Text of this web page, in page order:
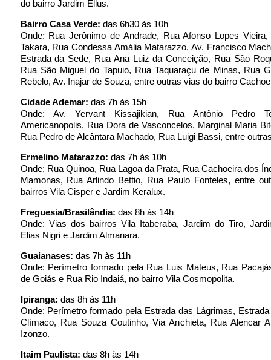
do bairro Jardim Ellus.
Bairro Casa Verde: das 6h30 às 10h
Onde: Rua Jerônimo de Andrade, Rua Afonso Lopes
Takara, Rua Condessa Amália Matarazzo, Av. Francisco
Estrada da Sede, Rua Ana Luiz da Conceição, Rua São
Rua São Miguel do Tapuio, Rua Taquaraçu de Minas, Rua
Rebelo, Av. Inajar de Souza, entre outras vias do bairro
Cidade Ademar: das 7h às 15h
Onde: Av. Yervant Kissajikian, Rua Antônio Pedro
Americanopolis, Rua Dora de Vasconcelos, Marginal Maria
Rua Pedro de Alcântara Machado, Rua Luigi Bassi, entre
Ermelino Matarazzo: das 7h às 10h
Onde: Rua Quinoa, Rua Lagoa da Prata, Rua Cachoeira dos
Mamonas, Rua Arlindo Bettio, Rua Paulo Fonteles, entre
bairros Vila Cisper e Jardim Keralux.
Freguesia/Brasilândia: das 8h às 14h
Onde: Vias dos bairros Vila Itaberaba, Jardim do Tiro,
Elias Nigri e Jardim Almanara.
Guaianases: das 7h às 11h
Onde: Perímetro formado pela Rua Luis Mateus, Rua
de Goiás e Rua Rio Indaiá, no bairro Vila Cosmopolita.
Ipiranga: das 8h às 11h
Onde: Perímetro formado pela Estrada das Lágrimas,
Clímaco, Rua Souza Coutinho, Via Anchieta, Rua Alencar
Izonzo.
Itaim Paulista: das 8h às 14h